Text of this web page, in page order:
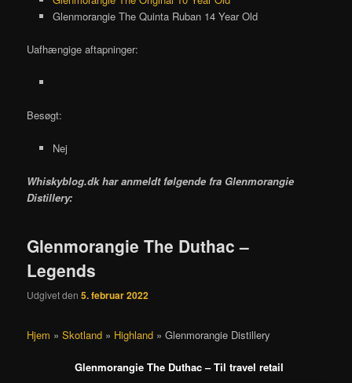
Glenmorangie The Quinta Ruban 14 Year Old
Uafhængige aftapninger:
Besøgt:
Nej
Whiskyblog.dk har anmeldt følgende fra Glenmorangie
Distillery:
Glenmorangie The Duthac –
Legends
Udgivet den5. februar 2022
Hjem »Skotland » Highland »Glenmorangie Distillery
Glenmorangie The Duthac – Til travel retail